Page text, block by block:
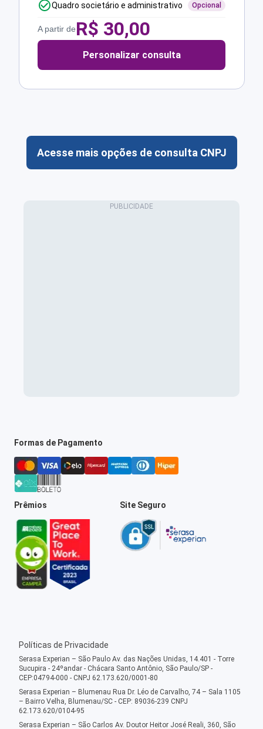
Quadro societário e administrativo Opcional
A partir deR$ 30,00
Personalizar consulta
Acesse mais opções de consulta CNPJ
Formas de Pagamento
Prêmios Site Seguro
Políticas de Privacidade
Serasa Experian – São Paulo Av. das Nações Unidas, 14.401 - Torre
Sucupira - 24ºandar - Chácara Santo Antônio, São Paulo/SP -
CEP:04794-000 - CNPJ 62.173.620/0001-80
Serasa Experian – Blumenau Rua Dr. Léo de Carvalho, 74 – Sala 1105
– Bairro Velha, Blumenau/SC - CEP: 89036-239 CNPJ
62.173.620/0104-95
Serasa Experian – São Carlos Av. Doutor Heitor José Reali, 360, São